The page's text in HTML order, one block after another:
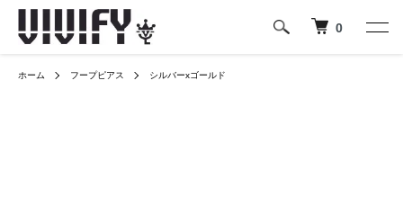
0
ホーム フープピアス シルバーxゴールド